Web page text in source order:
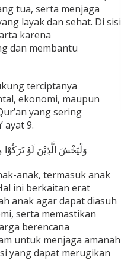
tua, serta menjaga
layak dan sehat. Di sisi
karena
dan membantu
terciptanya
ekonomi, maupun
yang sering
ayat 9.
وَلْيَخْشَ الَّذِيْنَ لَوْ تَرَكُوْا
anak, termasuk anak
ini berkaitan erat
anak agar dapat diasuh
serta memastikan
berencana
untuk menjaga amanah
yang dapat merugikan